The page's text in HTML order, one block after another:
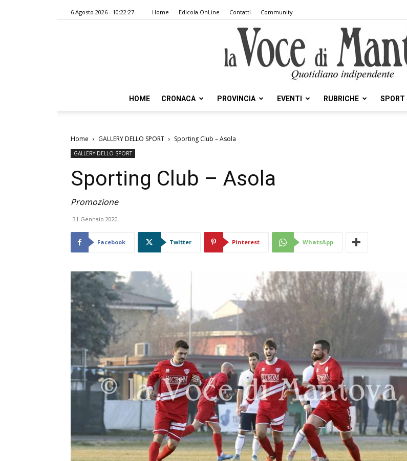
6 Agosto 2026 - 10:22:27 Home Edicola OnLine Contatti Community
HOME CRONACA PROVINCIA EVENTI RUBRICHE SPORT
Home GALLERY DELLO SPORT Sporting Club – Asola
GALLERY DELLO SPORT
Sporting Club – Asola
Promozione
31 Gennaio 2020
Facebook Twitter Pinterest WhatsApp